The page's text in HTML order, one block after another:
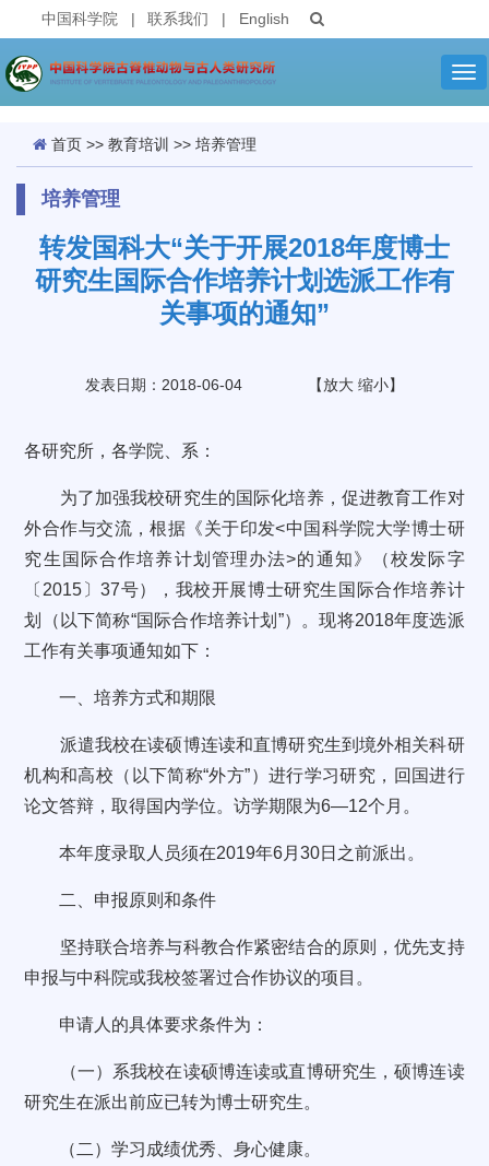
中国科学院 | 联系我们 | English
首页 >> 教育培训 >> 培养管理
培养管理
转发国科大“关于开展2018年度博士
研究生国际合作培养计划选派工作有
关事项的通知”
发表日期：2018-06-04 【放大 缩小】
各研究所，各学院、系：
为了加强我校研究生的国际化培养，促进教育工作对
外合作与交流，根据《关于印发<中国科学院大学博士研
究生国际合作培养计划管理办法>的通知》（校发际字
〔2015〕37号），我校开展博士研究生国际合作培养计
划（以下简称“国际合作培养计划”）。现将2018年度选派
工作有关事项通知如下：
一、培养方式和期限
派遣我校在读硕博连读和直博研究生到境外相关科研
机构和高校（以下简称“外方”）进行学习研究，回国进行
论文答辩，取得国内学位。访学期限为6—12个月。
本年度录取人员须在2019年6月30日之前派出。
二、申报原则和条件
坚持联合培养与科教合作紧密结合的原则，优先支持
申报与中科院或我校签署过合作协议的项目。
申请人的具体要求条件为：
（一）系我校在读硕博连读或直博研究生，硕博连读
研究生在派出前应已转为博士研究生。
（二）学习成绩优秀、身心健康。